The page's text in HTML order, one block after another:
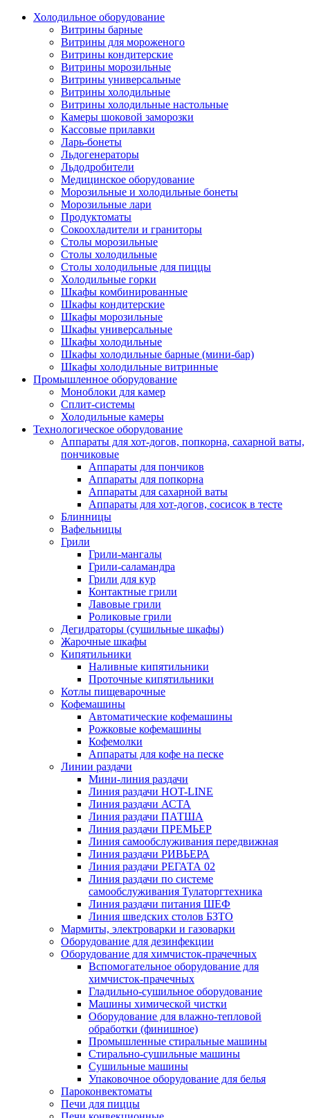
Холодильное оборудование
Витрины барные
Витрины для мороженого
Витрины кондитерские
Витрины морозильные
Витрины универсальные
Витрины холодильные
Витрины холодильные настольные
Камеры шоковой заморозки
Кассовые прилавки
Ларь-бонеты
Льдогенераторы
Льдодробители
Медицинское оборудование
Морозильные и холодильные бонеты
Морозильные лари
Продуктоматы
Сокоохладители и граниторы
Столы морозильные
Столы холодильные
Столы холодильные для пиццы
Холодильные горки
Шкафы комбинированные
Шкафы кондитерские
Шкафы морозильные
Шкафы универсальные
Шкафы холодильные
Шкафы холодильные барные (мини-бар)
Шкафы холодильные витринные
Промышленное оборудование
Моноблоки для камер
Сплит-системы
Холодильные камеры
Технологическое оборудование
Аппараты для хот-догов, попкорна, сахарной ваты,
пончиковые
Аппараты для пончиков
Аппараты для попкорна
Аппараты для сахарной ваты
Аппараты для хот-догов, сосисок в тесте
Блинницы
Вафельницы
Грили
Грили-мангалы
Грили-саламандра
Грили для кур
Контактные грили
Лавовые грили
Роликовые грили
Дегидраторы (сушильные шкафы)
Жарочные шкафы
Кипятильники
Наливные кипятильники
Проточные кипятильники
Котлы пищеварочные
Кофемашины
Автоматические кофемашины
Рожковые кофемашины
Кофемолки
Аппараты для кофе на песке
Линии раздачи
Мини-линия раздачи
Линия раздачи HOT-LINE
Линия раздачи АСТА
Линия раздачи ПАТША
Линия раздачи ПРЕМЬЕР
Линия самообслуживания передвижная
Линия раздачи РИВЬЕРА
Линия раздачи РЕГАТА 02
Линия раздачи по системе
самообслуживания Тулаторгтехника
Линия раздачи питания ШЕФ
Линия шведских столов БЗТО
Мармиты, электроварки и газоварки
Оборудование для дезинфекции
Оборудование для химчисток-прачечных
Вспомогательное оборудование для
химчисток-прачечных
Гладильно-сушильное оборудование
Машины химической чистки
Оборудование для влажно-тепловой
обработки (финишное)
Промышленные стиральные машины
Стирально-сушильные машины
Сушильные машины
Упаковочное оборудование для белья
Пароконвектоматы
Печи для пиццы